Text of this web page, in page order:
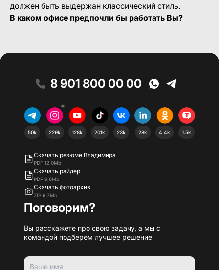
должен быть выдержан классический стиль.
В каком офисе предпочли бы работать Вы?
8 901 800 00 00
50k
*
229k 128k 201k 23k 28k 4.4k 1.5k
Скачать резюме Владимира
PDF 12.0Mb
Скачать райдер
PDF 9.6Mb
Скачать фотоархив
ZIP 6.7Mb
Поговорим?
Вы расскажете про свою задачу, а мы с
командой подберем лучшее решение